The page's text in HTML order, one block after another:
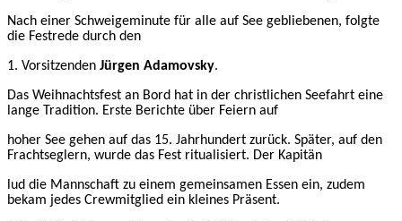
Nach einer Schweigeminute für alle auf See gebliebenen, folgte
die Festrede durch den
1. Vorsitzenden Jürgen Adamovsky.
Das Weihnachtsfest an Bord hat in der christlichen Seefahrt eine
lange Tradition. Erste Berichte über Feiern auf
hoher See gehen auf das 15. Jahrhundert zurück. Später, auf den
Frachtseglern, wurde das Fest ritualisiert. Der Kapitän
lud die Mannschaft zu einem gemeinsamen Essen ein, zudem
bekam jedes Crewmitglied ein kleines Präsent.